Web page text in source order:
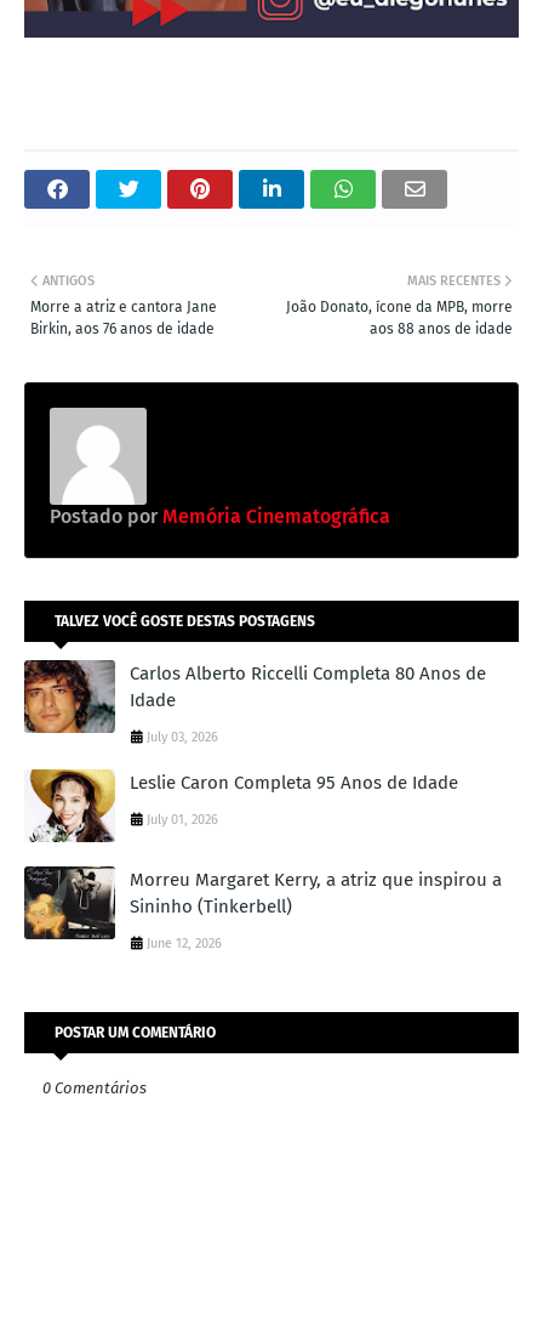
MAIS RECENTES
João Donato, ícone da MPB, morre
aos 88 anos de idade
ANTIGOS
Morre a atriz e cantora Jane
Birkin, aos 76 anos de idade
Postado por Memória Cinematográfica
TALVEZ VOCÊ GOSTE DESTAS POSTAGENS
Carlos Alberto Riccelli Completa 80 Anos de
Idade
July 03, 2026
Leslie Caron Completa 95 Anos de Idade
July 01, 2026
Morreu Margaret Kerry, a atriz que inspirou a
Sininho (Tinkerbell)
June 12, 2026
POSTAR UM COMENTÁRIO
0 Comentários